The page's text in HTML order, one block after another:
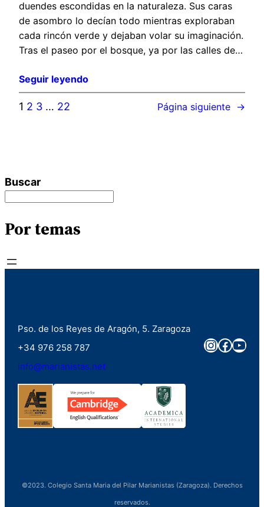
duendes escondidas en la naturaleza. Sus caras
de asombro lo decían todo mientras exploraban
cada rincón verde y dejaban volar su imaginación.
Tras el paseo por el bosque, ya por las calles de…
Seguir leyendo
1 2 3 … 22 Página siguiente →
Buscar
Por temas
Pso. de los Reyes de Aragón, 5. Zaragoza
+34 976 258 787
info@marianistas.net
©2023. Colegio Santa Maria del Pilar Marianistas (Zaragoza). Derechos
reservados.